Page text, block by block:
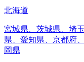
北海道
宮城県、茨城県、埼
県、愛知県、京都府
岡県